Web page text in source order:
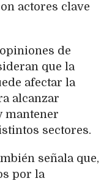
actores clave
de
que la
afectar la
alcanzar
mantener
sectores.
señala que,
por la